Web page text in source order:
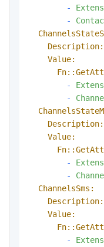
-
-
Description:
Value:
-
-
Description:
Value:
-
-
ChannelsSms:
Description:
Value:
-